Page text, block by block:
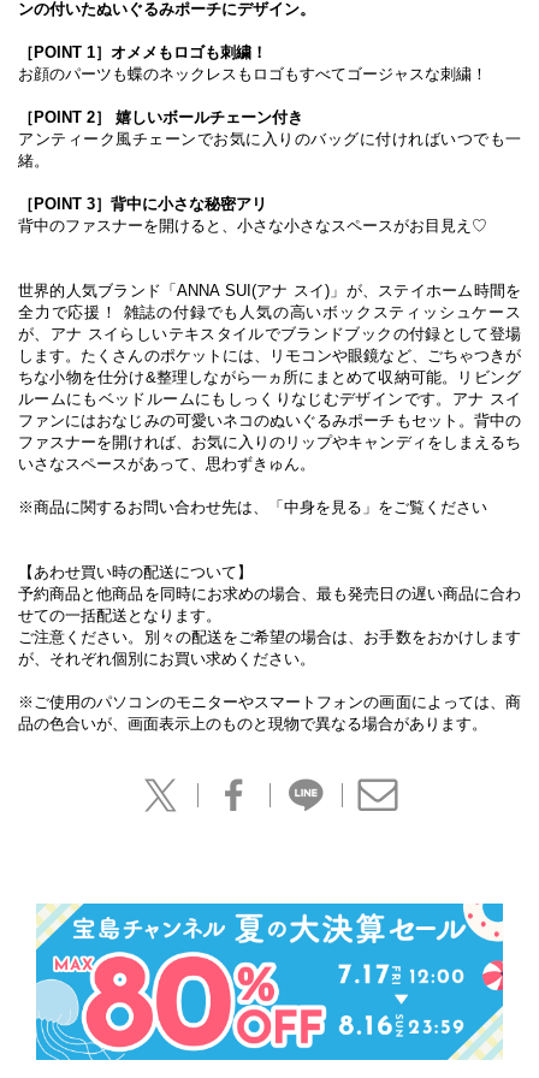
ンの付いたぬいぐるみポーチにデザイン。
［POINT 1］オメメもロゴも刺繍！
お顔のパーツも蝶のネックレスもロゴもすべてゴージャスな刺繍！
［POINT 2］ 嬉しいボールチェーン付き
アンティーク風チェーンでお気に入りのバッグに付ければいつでも一
緒。
［POINT 3］背中に小さな秘密アリ
背中のファスナーを開けると、小さな小さなスペースがお目見え♡
世界的人気ブランド「ANNA SUI(アナ スイ)」が、ステイホーム時間を
全力で応援！ 雑誌の付録でも人気の高いボックスティッシュケース
が、アナ スイらしいテキスタイルでブランドブックの付録として登場
します。たくさんのポケットには、リモコンや眼鏡など、ごちゃつきが
ちな小物を仕分け&整理しながら一ヵ所にまとめて収納可能。リビング
ルームにもベッドルームにもしっくりなじむデザインです。アナ スイ
ファンにはおなじみの可愛いネコのぬいぐるみポーチもセット。背中の
ファスナーを開ければ、お気に入りのリップやキャンディをしまえるち
いさなスペースがあって、思わずきゅん。
※商品に関するお問い合わせ先は、「中身を見る」をご覧ください
【あわせ買い時の配送について】
予約商品と他商品を同時にお求めの場合、最も発売日の遅い商品に合わ
せての一括配送となります。
ご注意ください。別々の配送をご希望の場合は、お手数をおかけします
が、それぞれ個別にお買い求めください。
※ご使用のパソコンのモニターやスマートフォンの画面によっては、商
品の色合いが、画面表示上のものと現物で異なる場合があります。